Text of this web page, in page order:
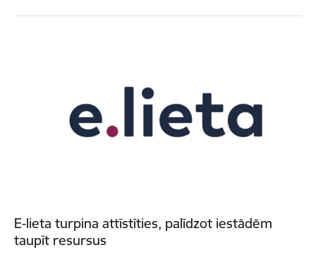
E-lieta turpina attīstīties, palīdzot iestādēm
taupīt resursus